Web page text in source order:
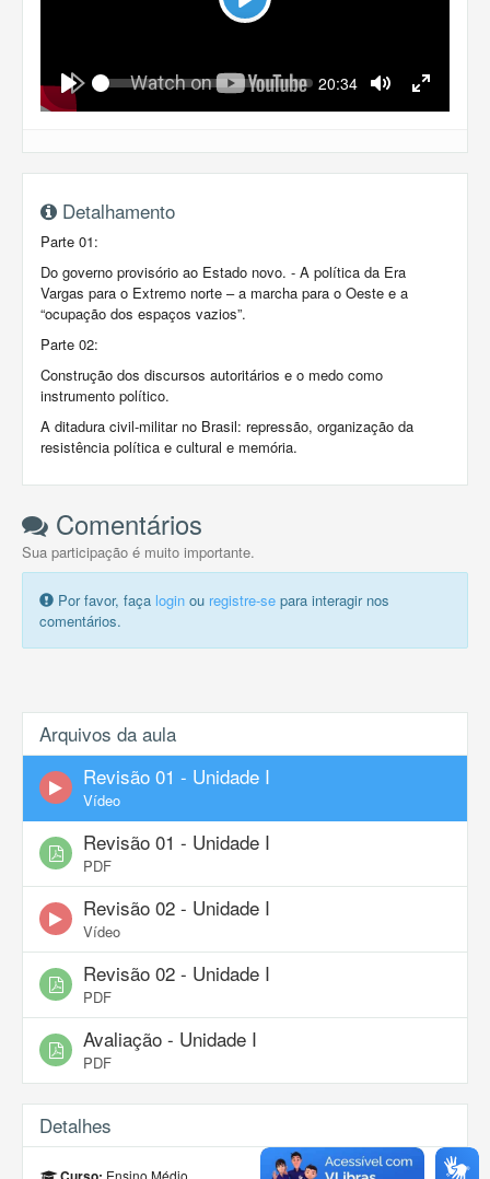
Play
Play
Seek Current
20:34
Mute Fullscreen
Detalhamento
Parte 01:
Do governo provisório ao Estado novo. - A política da Era
Vargas para o Extremo norte – a marcha para o Oeste e a
“ocupação dos espaços vazios”.
Parte 02:
Construção dos discursos autoritários e o medo como
instrumento político.
A ditadura civil-militar no Brasil: repressão, organização da
resistência política e cultural e memória.
Comentários
Sua participação é muito importante.
Por favor, faça login ou registre-se para interagir nos
comentários.
Arquivos da aula
Revisão 01 - Unidade I
Vídeo
Revisão 01 - Unidade I
PDF
Revisão 02 - Unidade I
Vídeo
Revisão 02 - Unidade I
PDF
Avaliação - Unidade I
PDF
Detalhes